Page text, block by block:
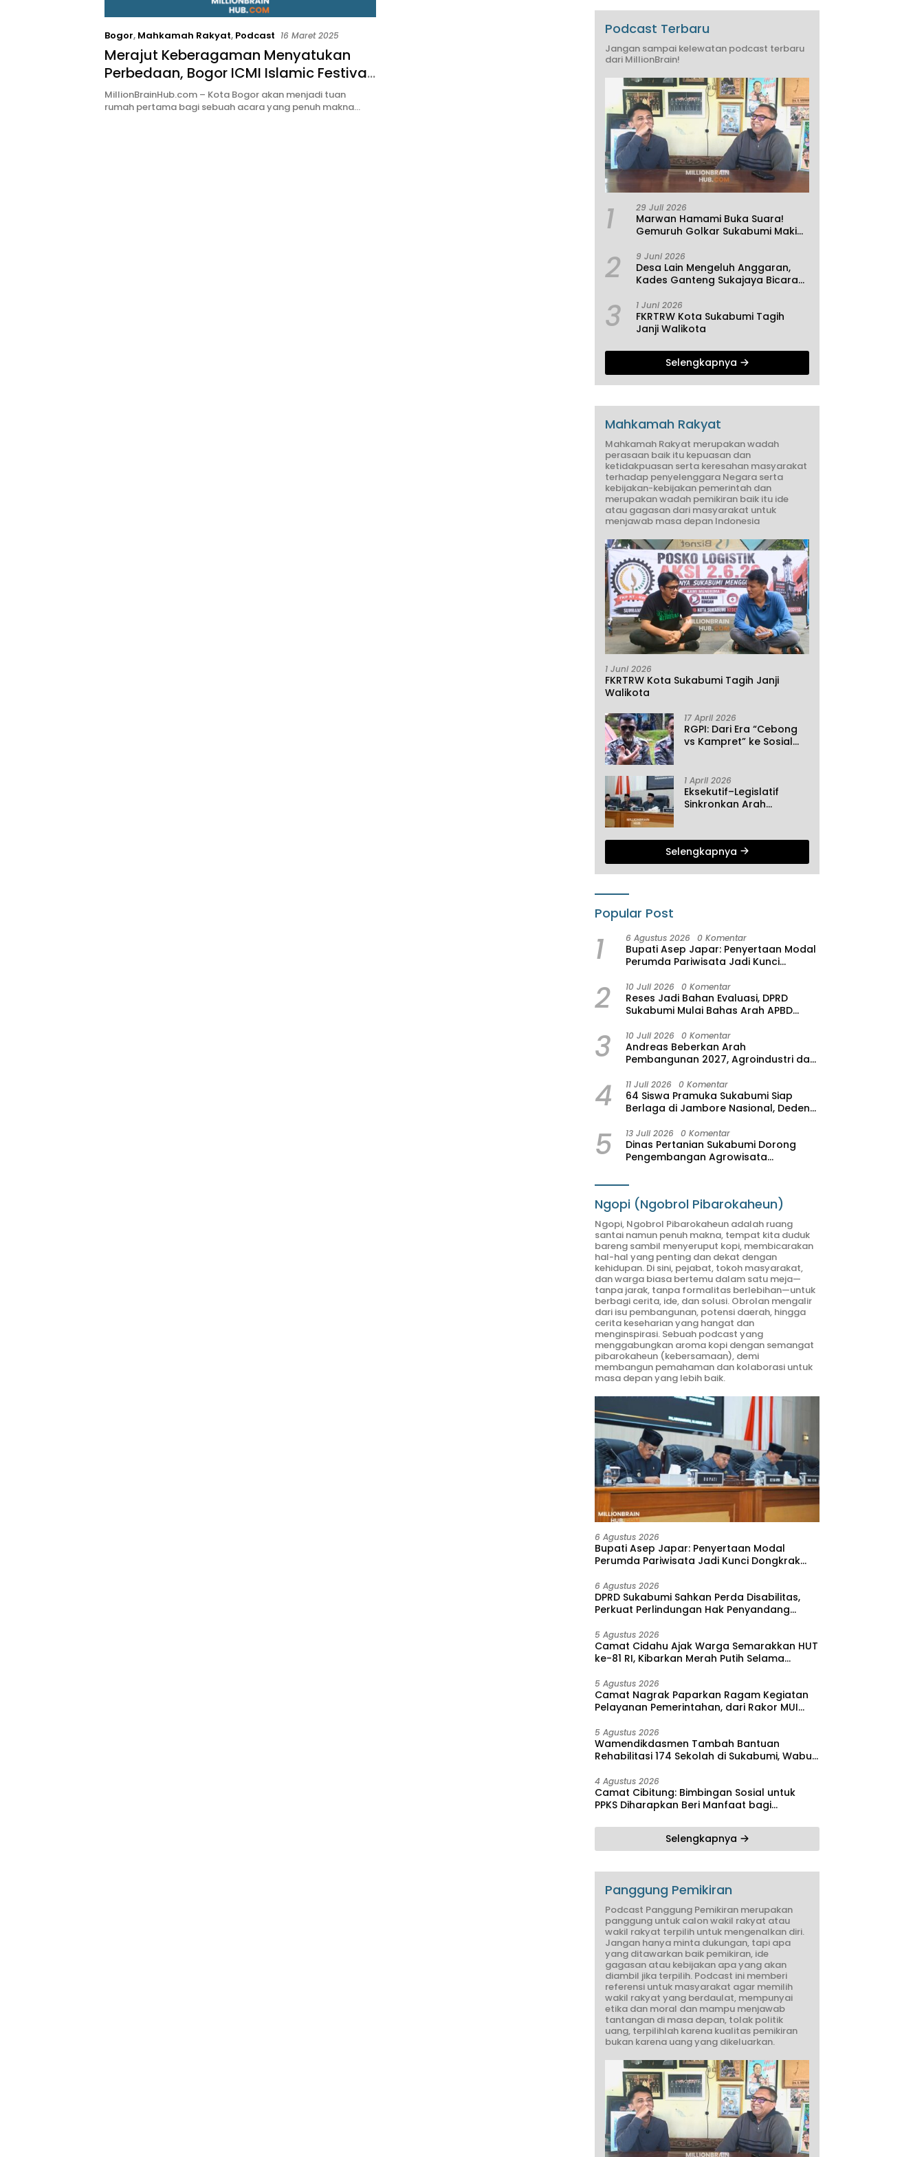
Bogor, Mahkamah Rakyat, Podcast 16 Maret 2025
Merajut Keberagaman Menyatukan
Perbedaan, Bogor ICMI Islamic Festival
2025
MillionBrainHub.com – Kota Bogor akan menjadi tuan
rumah pertama bagi sebuah acara yang penuh makna…
Podcast Terbaru
Jangan sampai kelewatan podcast terbaru
dari MillionBrain!
1 29 Juli 2026
Marwan Hamami Buka Suara!
Gemuruh Golkar Sukabumi Makin
Demokrasi yang Sedang Dikunci?
2 9 Juni 2026
Desa Lain Mengeluh Anggaran,
Kades Ganteng Sukajaya Bicara
3 1 Juni 2026
FKRTRW Kota Sukabumi Tagih
Janji Walikota
Selengkapnya
Mahkamah Rakyat
Mahkamah Rakyat merupakan wadah
perasaan baik itu kepuasan dan
ketidakpuasan serta keresahan masyarakat
terhadap penyelenggara Negara serta
kebijakan-kebijakan pemerintah dan
merupakan wadah pemikiran baik itu ide
atau gagasan dari masyarakat untuk
menjawab masa depan Indonesia
1 Juni 2026
FKRTRW Kota Sukabumi Tagih Janji
Walikota
17 April 2026
RGPI: Dari Era “Cebong
vs Kampret” ke Sosial
1 April 2026
Eksekutif–Legislatif
Sinkronkan Arah
Dibahas di Paripurna ke-
2 DPRD Sukabumi
Selengkapnya
Popular Post
1 6 Agustus 2026 0 Komentar
Bupati Asep Japar: Penyertaan Modal
Perumda Pariwisata Jadi Kunci
2 10 Juli 2026 0 Komentar
Reses Jadi Bahan Evaluasi, DPRD
Sukabumi Mulai Bahas Arah APBD
3 10 Juli 2026 0 Komentar
Andreas Beberkan Arah
Pembangunan 2027, Agroindustri dan
Ekonomi
4 11 Juli 2026 0 Komentar
64 Siswa Pramuka Sukabumi Siap
Berlaga di Jambore Nasional, Deden
Hasil Seleksi
5 13 Juli 2026 0 Komentar
Dinas Pertanian Sukabumi Dorong
Pengembangan Agrowisata
Resmi Jadi Destinasi Wisata Baru
Ngopi (Ngobrol Pibarokaheun)
Ngopi, Ngobrol Pibarokaheun adalah ruang
santai namun penuh makna, tempat kita duduk
bareng sambil menyeruput kopi, membicarakan
hal-hal yang penting dan dekat dengan
kehidupan. Di sini, pejabat, tokoh masyarakat,
dan warga biasa bertemu dalam satu meja—
tanpa jarak, tanpa formalitas berlebihan—untuk
berbagi cerita, ide, dan solusi. Obrolan mengalir
dari isu pembangunan, potensi daerah, hingga
cerita keseharian yang hangat dan
menginspirasi. Sebuah podcast yang
menggabungkan aroma kopi dengan semangat
pibarokaheun (kebersamaan), demi
membangun pemahaman dan kolaborasi untuk
masa depan yang lebih baik.
6 Agustus 2026
Bupati Asep Japar: Penyertaan Modal
Perumda Pariwisata Jadi Kunci Dongkrak
6 Agustus 2026
DPRD Sukabumi Sahkan Perda Disabilitas,
Perkuat Perlindungan Hak Penyandang
5 Agustus 2026
Camat Cidahu Ajak Warga Semarakkan HUT
ke-81 RI, Kibarkan Merah Putih Selama
5 Agustus 2026
Camat Nagrak Paparkan Ragam Kegiatan
Pelayanan Pemerintahan, dari Rakor MUI
5 Agustus 2026
Wamendikdasmen Tambah Bantuan
Rehabilitasi 174 Sekolah di Sukabumi, Wabup
Pendidikan
4 Agustus 2026
Camat Cibitung: Bimbingan Sosial untuk
PPKS Diharapkan Beri Manfaat bagi
Selengkapnya
Panggung Pemikiran
Podcast Panggung Pemikiran merupakan
panggung untuk calon wakil rakyat atau
wakil rakyat terpilih untuk mengenalkan diri.
Jangan hanya minta dukungan, tapi apa
yang ditawarkan baik pemikiran, ide
gagasan atau kebijakan apa yang akan
diambil jika terpilih. Podcast ini memberi
referensi untuk masyarakat agar memilih
wakil rakyat yang berdaulat, mempunyai
etika dan moral dan mampu menjawab
tantangan di masa depan, tolak politik
uang, terpilihlah karena kualitas pemikiran
bukan karena uang yang dikeluarkan.